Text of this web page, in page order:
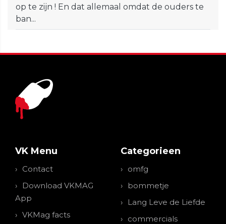
op te zijn ! En dat allemaal omdat de ouders te
ban...
VK Menu
Contact
Download VKMAG
App
VKMag facts
Categorieen
omfg
bommetje
Lang Leve de Liefde
commercials